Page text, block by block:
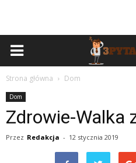
Strona główna Dom
Dom
Zdrowie-Walka
Przez Redakcja - 12 stycznia 2019